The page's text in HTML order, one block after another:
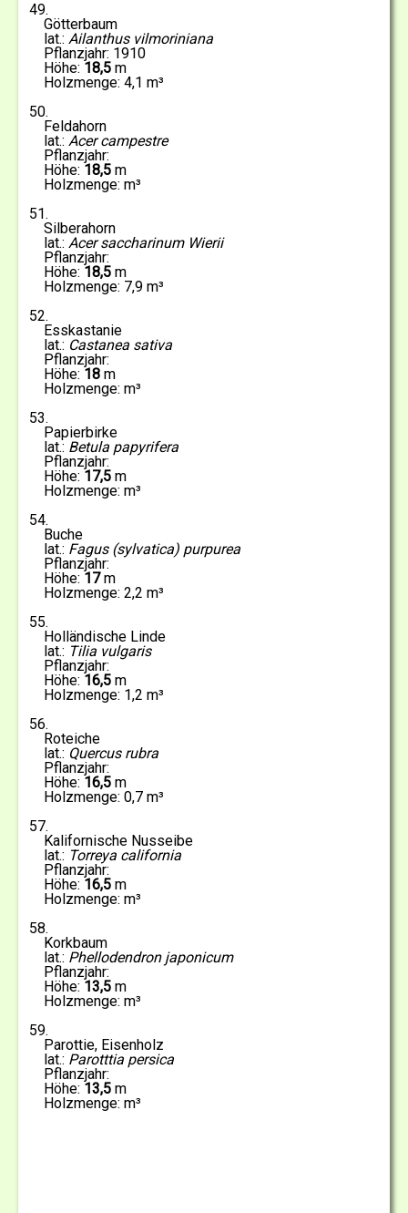
49
Götterbaum
Ailanthus vilmoriniana
1910
18,5
4,1
50
Feldahorn
Acer campestre
18,5
51
Silberahorn
Acer saccharinum Wierii
18,5
7,9
52
Esskastanie
Castanea sativa
18
53
Papierbirke
Betula papyrifera
17,5
54
Buche
Fagus (sylvatica) purpurea
17
2,2
55
Holländische Linde
Tilia vulgaris
16,5
1,2
56
Roteiche
Quercus rubra
16,5
0,7
57
Kalifornische Nusseibe
Torreya california
16,5
58
Korkbaum
Phellodendron japonicum
13,5
59
Parottie, Eisenholz
Parotttia persica
13,5